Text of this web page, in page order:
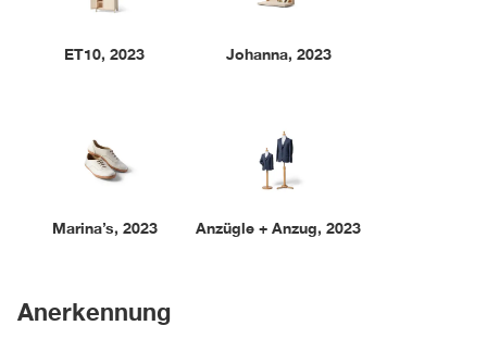
ET10, 2023 Johanna, 2023
Marina’s, 2023 Anzügle + Anzug, 2023
Anerkennung